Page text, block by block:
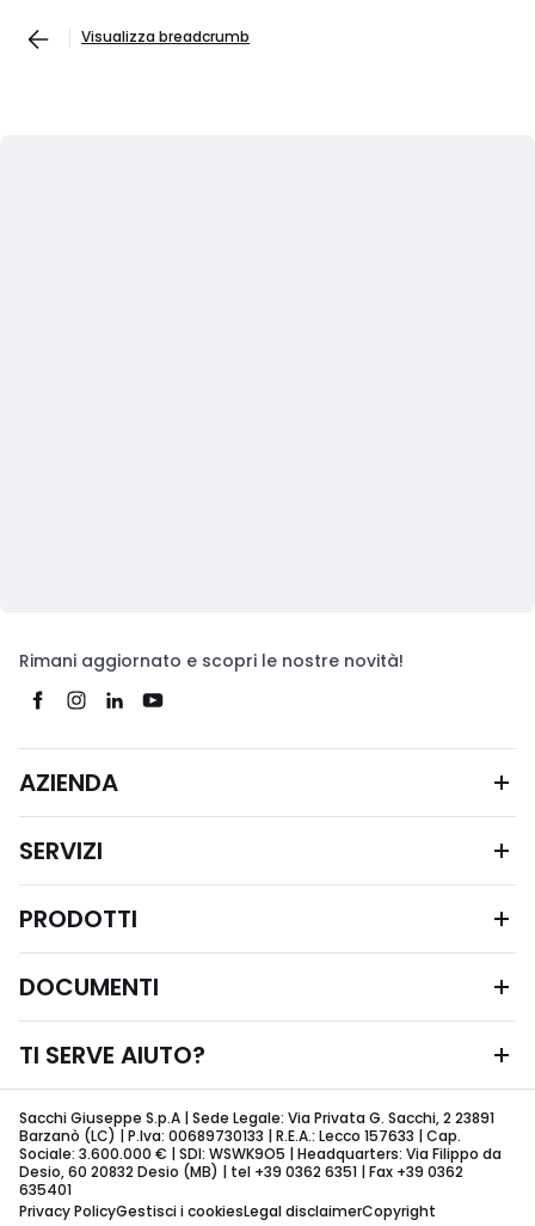
Visualizza breadcrumb
Rimani aggiornato e scopri le nostre novità!
AZIENDA
SERVIZI
PRODOTTI
DOCUMENTI
TI SERVE AIUTO?
Sacchi Giuseppe S.p.A | Sede Legale: Via Privata G. Sacchi, 2 23891
Barzanò (LC) | P.Iva: 00689730133 | R.E.A.: Lecco 157633 | Cap.
Sociale: 3.600.000 € | SDI: WSWK9O5 | Headquarters: Via Filippo da
Desio, 60 20832 Desio (MB) | tel +39 0362 6351 | Fax +39 0362
635401
Privacy PolicyGestisci i cookiesLegal disclaimerCopyright